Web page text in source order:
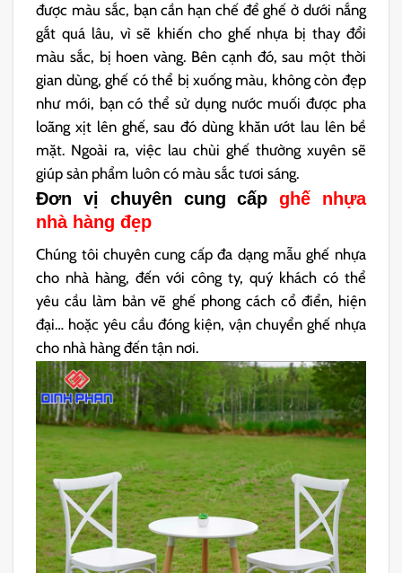
được màu sắc, bạn cần hạn chế để ghế ở dưới nắng
gắt quá lâu, vì sẽ khiến cho ghế nhựa bị thay đổi
màu sắc, bị hoen vàng. Bên cạnh đó, sau một thời
gian dùng, ghế có thể bị xuống màu, không còn đẹp
như mới, bạn có thể sử dụng nước muối được pha
loãng xịt lên ghế, sau đó dùng khăn ướt lau lên bề
mặt. Ngoài ra, việc lau chùi ghế thường xuyên sẽ
giúp sản phẩm luôn có màu sắc tươi sáng.
Đơn vị chuyên cung cấpghế nhựa
nhà hàng đẹp
Chúng tôi chuyên cung cấp đa dạng mẫu ghế nhựa
cho nhà hàng, đến với công ty, quý khách có thể
yêu cầu làm bản vẽ ghế phong cách cổ điển, hiện
đại… hoặc yêu cầu đóng kiện, vận chuyển ghế nhựa
cho nhà hàng đến tận nơi.